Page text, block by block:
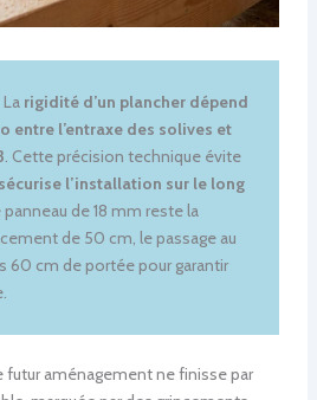
rigidité d’un plancher dépend
entre l’entraxe des solives et
. Cette précision technique évite
sécurise l’installation sur le long
panneau de 18 mm reste la
de 50 cm, le passage au
60 cm de portée pour garantir
futur aménagement ne finisse par